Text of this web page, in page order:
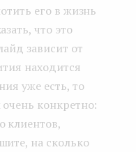
его в жизнь
что это
зависит от
находится
уже есть, то
конкретно:
клиентов,
на сколько